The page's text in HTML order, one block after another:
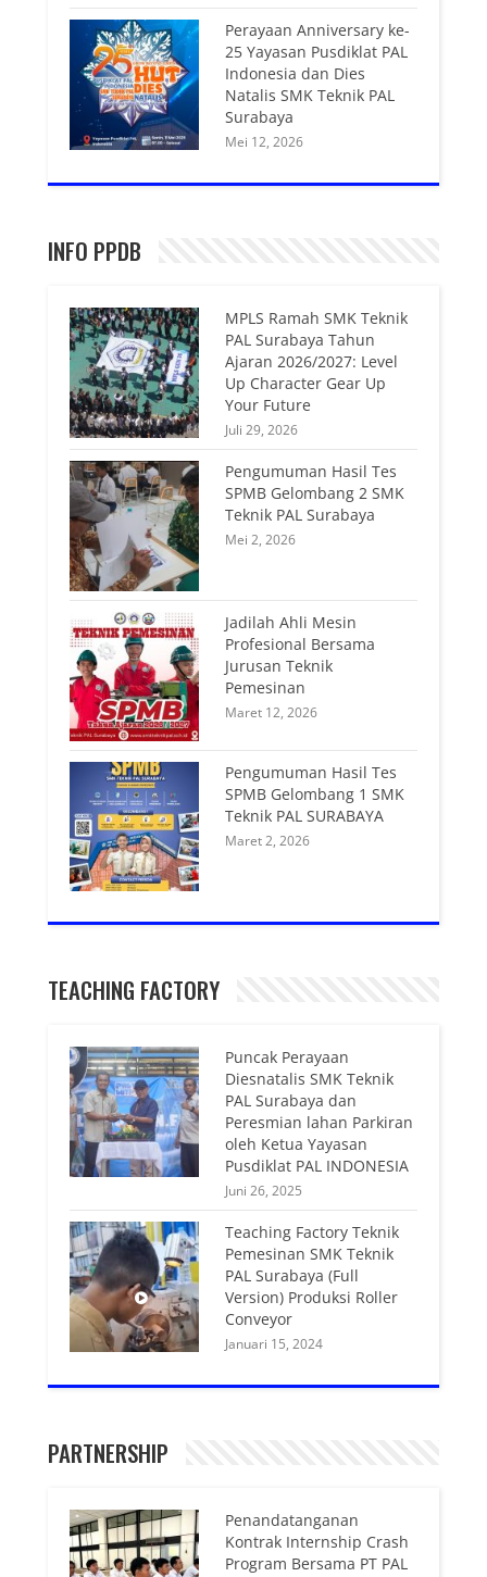
Perayaan Anniversary ke-
25 Yayasan Pusdiklat PAL
Indonesia dan Dies
Natalis SMK Teknik PAL
Surabaya
Mei 12, 2026
INFO PPDB
MPLS Ramah SMK Teknik
PAL Surabaya Tahun
Ajaran 2026/2027: Level
Up Character Gear Up
Your Future
Juli 29, 2026
Pengumuman Hasil Tes
SPMB Gelombang 2 SMK
Teknik PAL Surabaya
Mei 2, 2026
Jadilah Ahli Mesin
Profesional Bersama
Jurusan Teknik
Pemesinan
Maret 12, 2026
Pengumuman Hasil Tes
SPMB Gelombang 1 SMK
Teknik PAL SURABAYA
Maret 2, 2026
TEACHING FACTORY
Puncak Perayaan
Diesnatalis SMK Teknik
PAL Surabaya dan
Peresmian lahan Parkiran
oleh Ketua Yayasan
Pusdiklat PAL INDONESIA
Juni 26, 2025
Teaching Factory Teknik
Pemesinan SMK Teknik
PAL Surabaya (Full
Version) Produksi Roller
Conveyor
Januari 15, 2024
PARTNERSHIP
Penandatanganan
Kontrak Internship Crash
Program Bersama PT PAL